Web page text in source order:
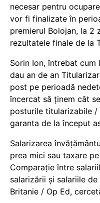
necesar pentru
vor fi finalizate în
premierul Bolojan, la 2
rezultatele finale de la
Sorin Ion, întrebat
dau an de an
post pe perioadă
încercat să ținem cât
posturile titularizabile /
garanta de la început
Salarizarea
prea mici sau taxare
Comparație între
salarizării și salariile
Britanie / Op Ed,